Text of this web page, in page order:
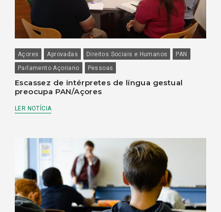
Açores Aprovadas Direitos Sociais e Humanos
PAN
Parlamento Açoriano
Pessoas
Escassez de intérpretes de língua gestual
preocupa PAN/Açores
LER NOTÍCIA